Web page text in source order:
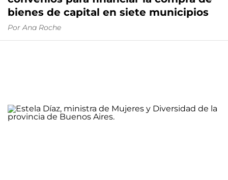
bienes de capital en siete municipios
Por Ana Roche